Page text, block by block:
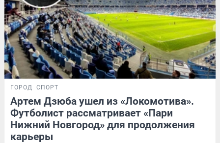
ГОРОД СПОРТ
Артем Дзюба ушел из «Локомотива».
Футболист рассматривает «Пари
Нижний Новгород» для продолжения
карьеры